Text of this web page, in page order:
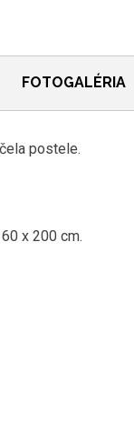
FOTOGALÉRIA
čela postele.
x 200 cm.